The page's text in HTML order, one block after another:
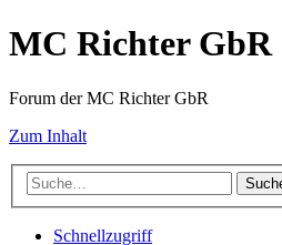
MC Richter GbR
Forum der MC Richter GbR
Zum Inhalt
Schnellzugriff